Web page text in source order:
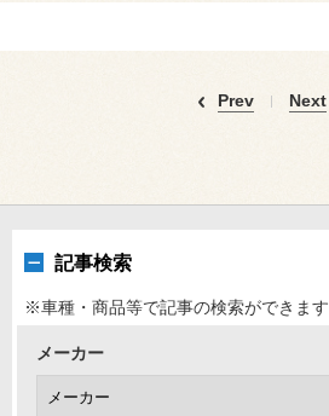
Prev Next
記事検索
※車種・商品等で記事の検索ができます
メーカー